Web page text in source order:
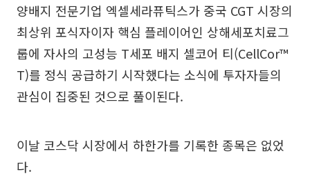
양배지 전문기업 엑셀세라퓨틱스가 중국 CGT 시장의
최상위 포식자이자 핵심 플레이어인 상해세포치료그
룹에 자사의 고성능 T세포 배지 셀코어 티(CellCor™
T)를 정식 공급하기 시작했다는 소식에 투자자들의
관심이 집중된 것으로 풀이된다.
이날 코스닥 시장에서 하한가를 기록한 종목은 없었
다.